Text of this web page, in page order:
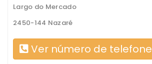
Largo do Mercado
2450-144 Nazaré
Ver número de telefone